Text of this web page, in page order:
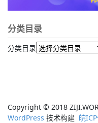
分类目录
分类目录
Copyright © 2018
WordPress 技术构建 皖